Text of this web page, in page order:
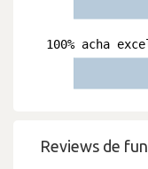
Reviews de